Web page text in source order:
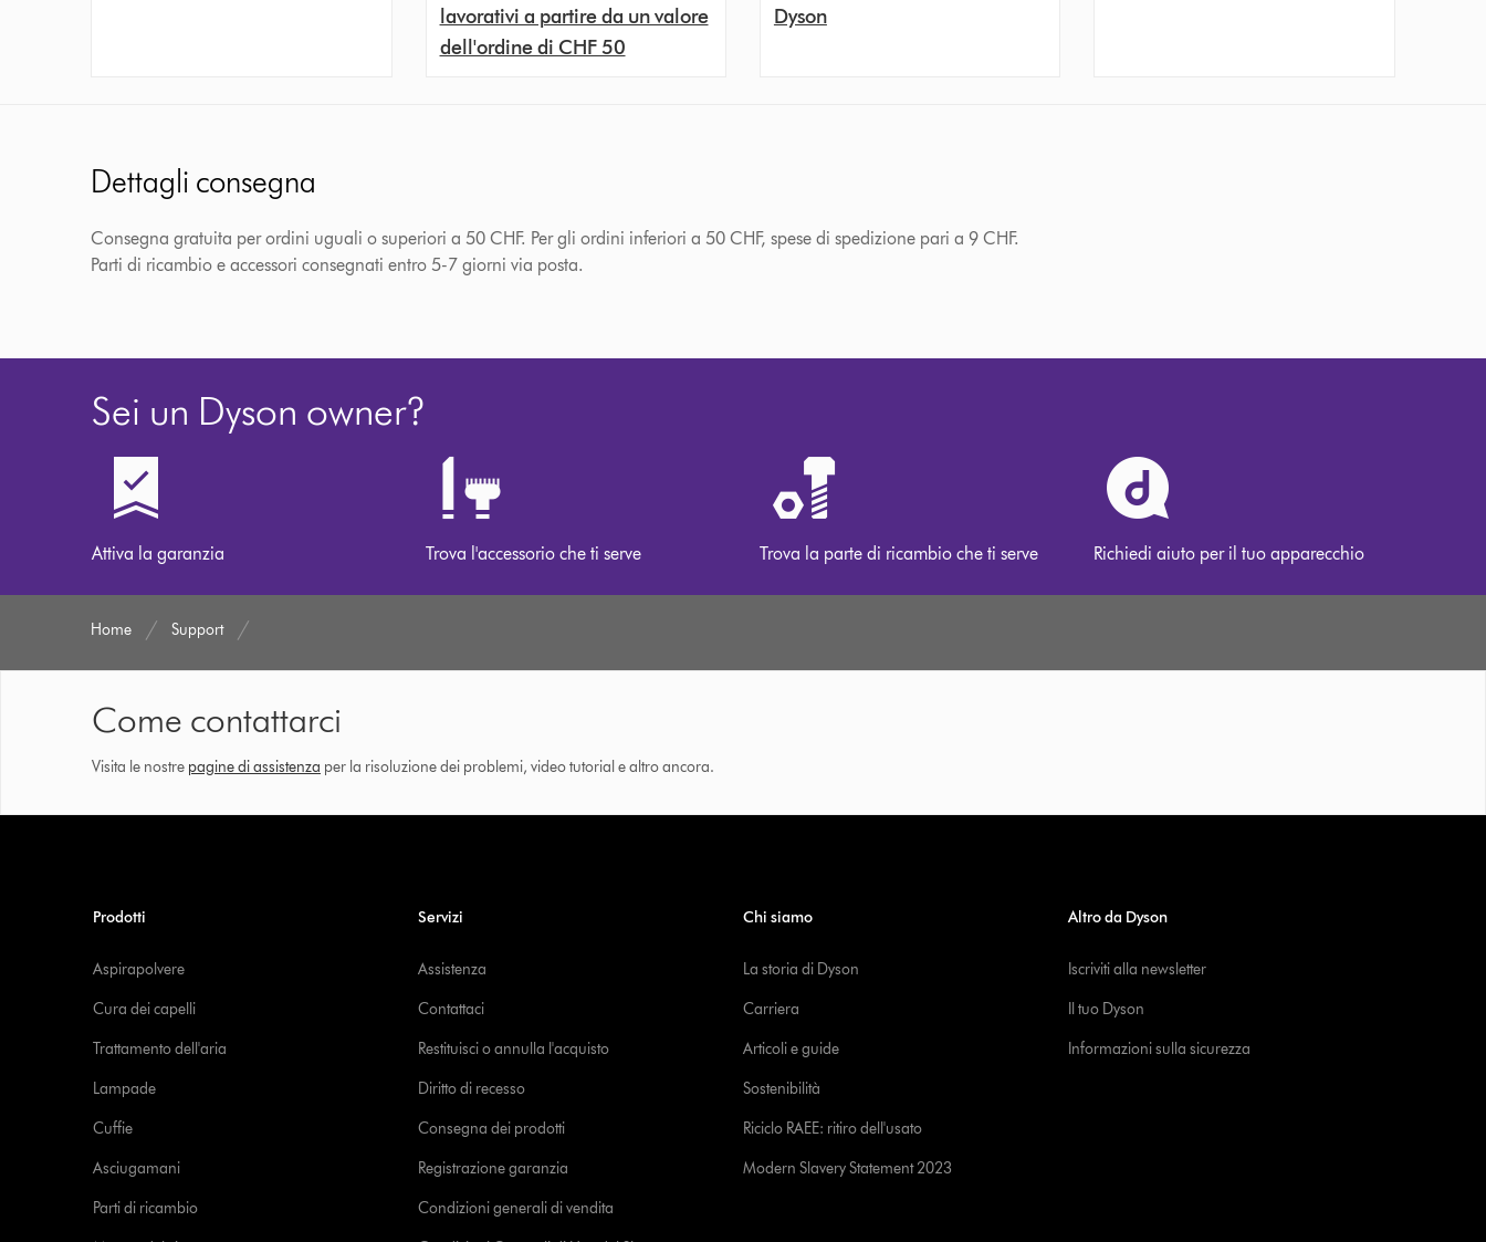
lavorativi a partire da un valore
dell'ordine di CHF 50
Dyson
Dettagli consegna
Consegna gratuita per ordini uguali o superiori a 50 CHF. Per gli ordini inferiori a 50 CHF, spese di spedizione pari a 9 CHF.
Parti di ricambio e accessori consegnati entro 5-7 giorni via posta.
Sei un Dyson owner?
Attiva la garanzia Trova l'accessorio che ti serve Trova la parte di ricambio che ti serve Richiedi aiuto per il tuo apparecchio
Home Support
Come contattarci
Visita le nostre pagine di assistenza per la risoluzione dei problemi, video tutorial e altro ancora.
Prodotti
Aspirapolvere
Cura dei capelli
Trattamento dell'aria
Lampade
Cuffie
Asciugamani
Parti di ricambio
Servizi
Assistenza
Contattaci
Restituisci o annulla l'acquisto
Diritto di recesso
Consegna dei prodotti
Registrazione garanzia
Condizioni generali di vendita
Chi siamo
La storia di Dyson
Carriera
Articoli e guide
Sostenibilità
Riciclo RAEE: ritiro dell'usato
Modern Slavery Statement 2023
Altro da Dyson
Iscriviti alla newsletter
Il tuo Dyson
Informazioni sulla sicurezza